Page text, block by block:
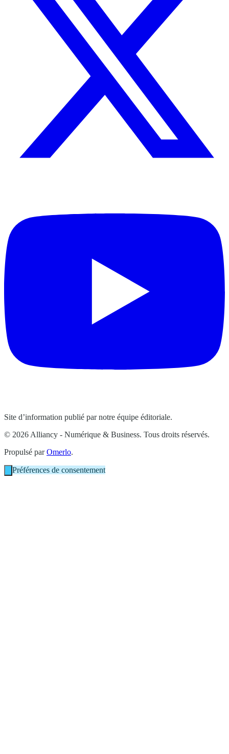
Site d’information publié par notre équipe éditoriale.
© 2026 Alliancy - Numérique & Business. Tous droits réservés.
Propulsé parOmerlo.
Préférences de consentement